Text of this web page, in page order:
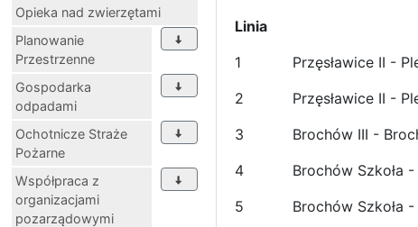
Opieka nad zwierzętami
Planowanie
Przestrzenne
Gospodarka
odpadami
Ochotnicze Straże
Pożarne
Współpraca z
organizacjami
pozarządowymi
Linia
1
Przęsławice II -
2
Przęsławice II -
3
Brochów III -
4
Brochów Szkoła
5
Brochów Szkoła